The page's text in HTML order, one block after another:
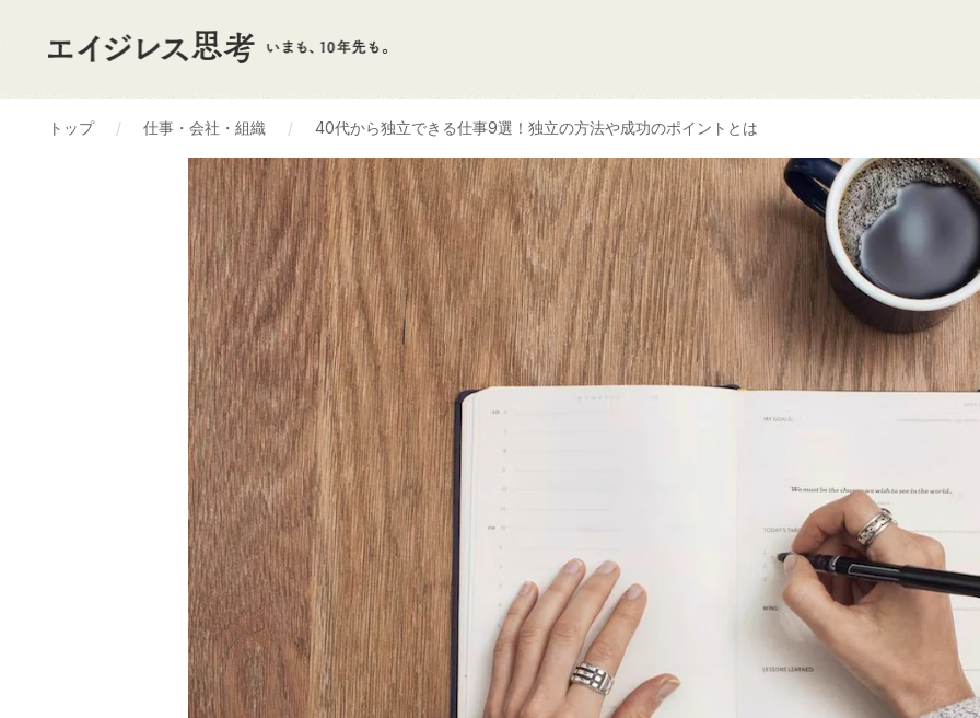
トップ 仕事・会社・組織 40代から独立できる仕事9選！独立の方法や成功のポイントとは